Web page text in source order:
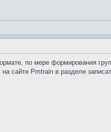
по мере формирования
сайте Pmtrain в разделе